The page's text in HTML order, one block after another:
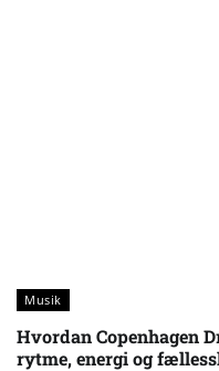
Musik
Hvordan Copenhagen
rytme, energi og